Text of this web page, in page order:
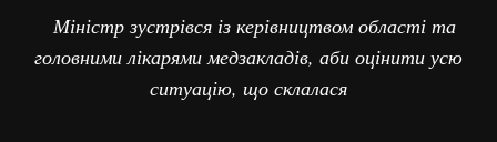
Міністр зустрівся із керівництвом області та
головними лікарями медзакладів, аби оцінити усю
ситуацію, що склалася